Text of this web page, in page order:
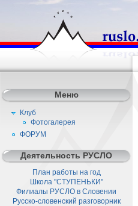
Меню
Клуб
Фотогалерея
ФОРУМ
Деятельность РУСЛО
План работы на год
Школа "СТУПЕНЬКИ"
Филиалы РУСЛО в Словении
Русско-словенский разговорник